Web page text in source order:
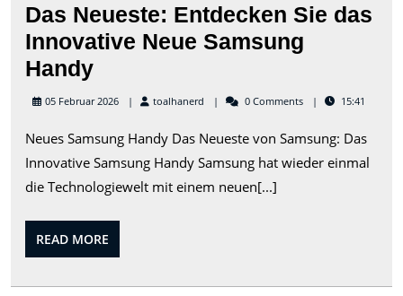
Das Neueste: Entdecken Sie das
Innovative Neue Samsung
HandyDas
Neueste:
Sie
das
Innovative
Neue
Samsung
Handy
05 Februar 2026 toalhanerd toalhanerd0 Comments 15:41
Neues Samsung Handy Das Neueste von Samsung: Das
Innovative Samsung Handy Samsung hat wieder einmal
die Technologiewelt mit einem neuen[...]
READ MORE
MORE